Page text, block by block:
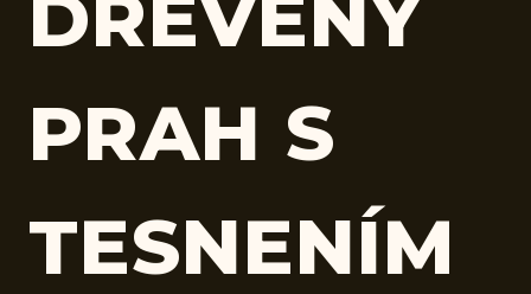
DREVENÝ
PRAH S
TESNENÍM